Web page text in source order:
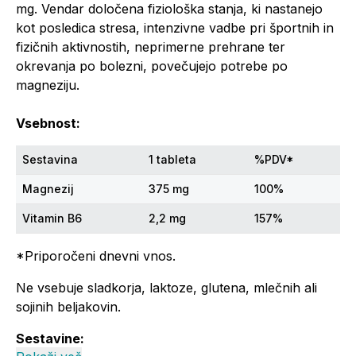
mg. Vendar določena fiziološka stanja, ki nastanejo
kot posledica stresa, intenzivne vadbe pri športnih in
fizičnih aktivnostih, neprimerne prehrane ter
okrevanja po bolezni, povečujejo potrebe po
magneziju.
Vsebnost:
Sestavina 1 tableta %PDV*
Magnezij 375 mg 100%
Vitamin B6 2,2 mg 157%
*Priporočeni dnevni vnos.
Ne vsebuje sladkorja, laktoze, glutena, mlečnih ali
sojinih beljakovin.
Sestavine: